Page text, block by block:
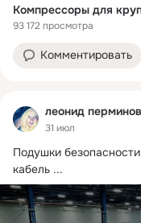
93 172 просмотра
Комментировать
леонид перминов
31 июл
Подушки
кабель ...